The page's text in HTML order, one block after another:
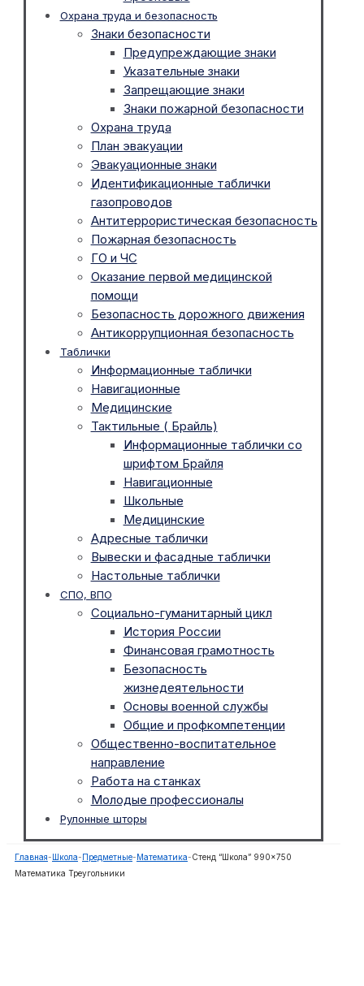
Охрана труда и безопасность
Знаки безопасности
Предупреждающие знаки
Указательные знаки
Запрещающие знаки
Знаки пожарной безопасности
Охрана труда
План эвакуации
Эвакуационные знаки
Идентификационные таблички
газопроводов
Антитеррористическая безопасность
Пожарная безопасность
ГО и ЧС
Оказание первой медицинской
помощи
Безопасность дорожного движения
Антикоррупционная безопасность
Таблички
Информационные таблички
Навигационные
Медицинские
Тактильные ( Брайль)
Информационные таблички со
шрифтом Брайля
Навигационные
Школьные
Медицинские
Адресные таблички
Вывески и фасадные таблички
Настольные таблички
СПО, ВПО
Социально-гуманитарный цикл
История России
Финансовая грамотность
Безопасность
жизнедеятельности
Основы военной службы
Общие и профкомпетенции
Общественно-воспитательное
направление
Работа на станках
Молодые профессионалы
Рулонные шторы
Главная- Школа- Предметные- Математика-Стенд “Школа” 990×750
Математика Треугольники